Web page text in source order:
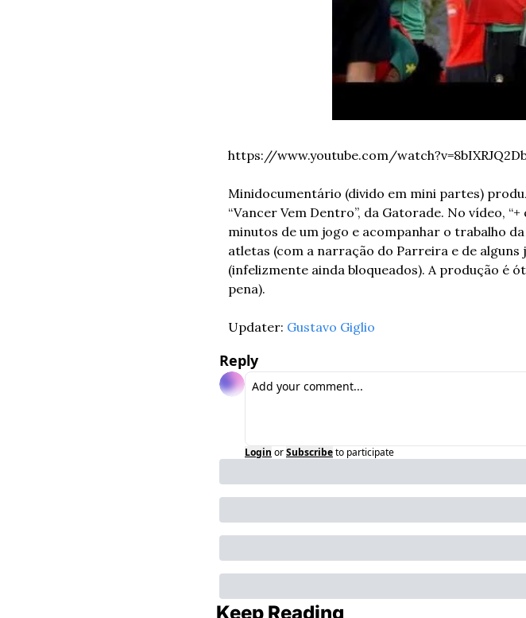
https://www.youtube.com/
Minidocumentário (divido em mini partes)
“Vancer Vem Dentro”, da Gatorade. No vídeo,
minutos de um jogo e acompanhar o trabalho
atletas (com a narração do Parreira e de alguns
(infelizmente ainda bloqueados). A produção é
pena).
Updater: Gustavo Giglio
Reply
Login orSubscribeto participate
Keep Reading